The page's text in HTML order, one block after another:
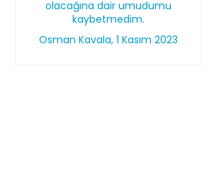
olacağına dair umudumu
kaybetmedim.
Osman Kavala, 1 Kasım 2023